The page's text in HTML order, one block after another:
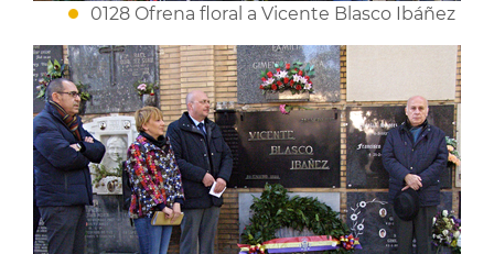
0128 Ofrena floral a Vicente Blasco Ibáñez